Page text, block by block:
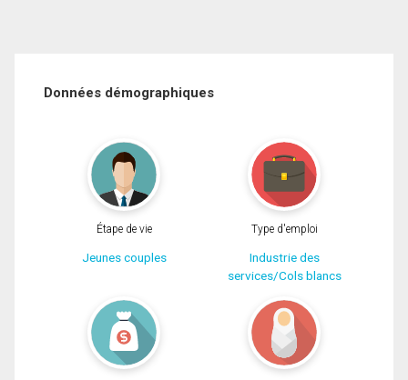
Données démographiques
Étape de vie
Jeunes couples
Type d'emploi
Industrie des
services/Cols blancs